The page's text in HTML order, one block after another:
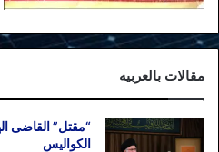
تاریخ انتشار: ۵ ژانویه ۲۰۲۰ / اینترنشنال
برچسب ها
مقالات بالعربیه
“مقتل” القاضی
الکوالیس